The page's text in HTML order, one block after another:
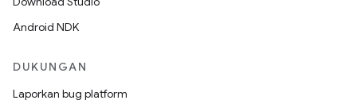
Android NDK
DUKUNGAN
Laporkan bug platform